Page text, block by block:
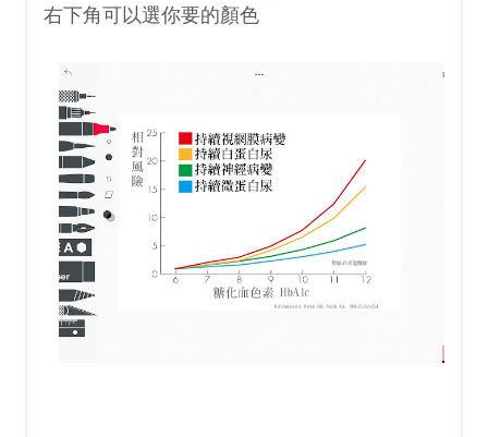
右下角可以選你要的顏色